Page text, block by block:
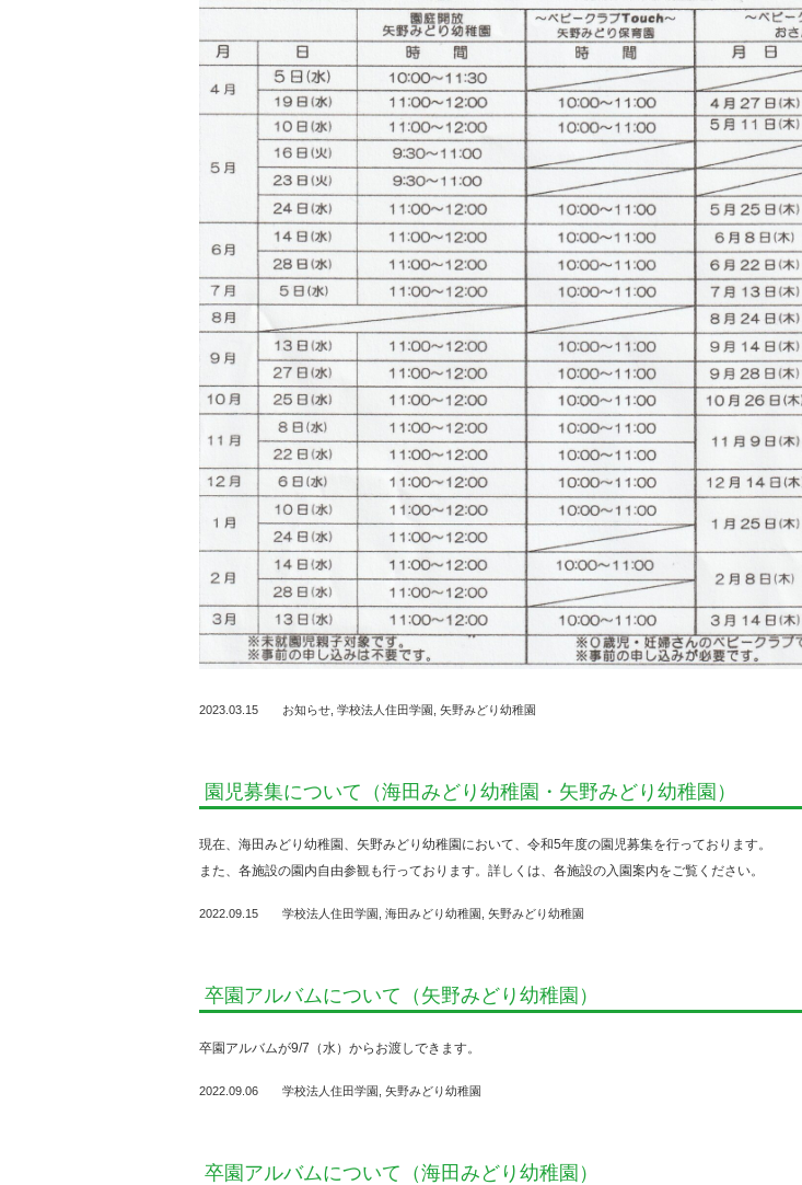
2023.03.15 お知らせ 学校法人住田学園 矢野みどり幼稚園
園児募集について（海田みどり幼稚園・矢野みどり幼稚園）
現在、海田みどり幼稚園、矢野みどり幼稚園において、令和5年度の園児募集を行っております。
また、各施設の園内自由参観も行っております。詳しくは、各施設の入園案内をご覧ください。
2022.09.15 学校法人住田学園 海田みどり幼稚園 矢野みどり幼稚園
卒園アルバムについて（矢野みどり幼稚園）
卒園アルバムが9/7（水）からお渡しできます。
2022.09.06 学校法人住田学園 矢野みどり幼稚園
卒園アルバムについて（海田みどり幼稚園）